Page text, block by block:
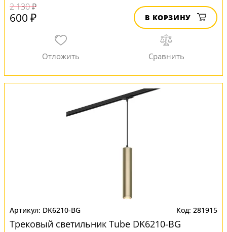
2 130 ₽
600 ₽ В КОРЗИНУ
DK6210-BG 281915
Трековый светильник Tube DK6210-BG